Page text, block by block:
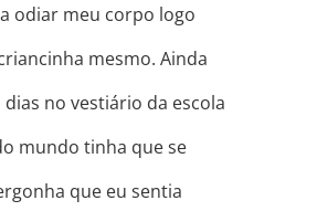
odiar meu corpo logo
mesmo. Ainda
no vestiário da escola
mundo tinha que se
que eu sentia